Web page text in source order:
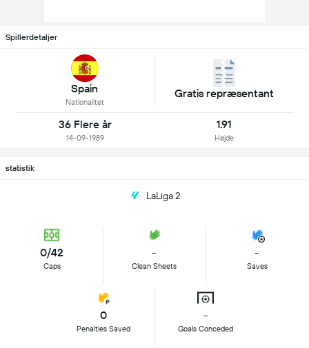
Spillerdetaljer
Spain
Nationalitet
Gratis repræsentant
36 Flere år
14-09-1989
1.91
Højde
statistik
LaLiga 2
0/42
Caps
-
Clean Sheets
-
Saves
0
Penalties Saved
-
Goals Conceded